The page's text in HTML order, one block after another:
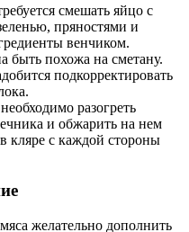
смешать яйцо с
пряностями и
венчиком.
быть похожа на сметану.
подкорректировать
разогреть
и обжарить на нем
кляре с каждой стороны
желательно дополнить